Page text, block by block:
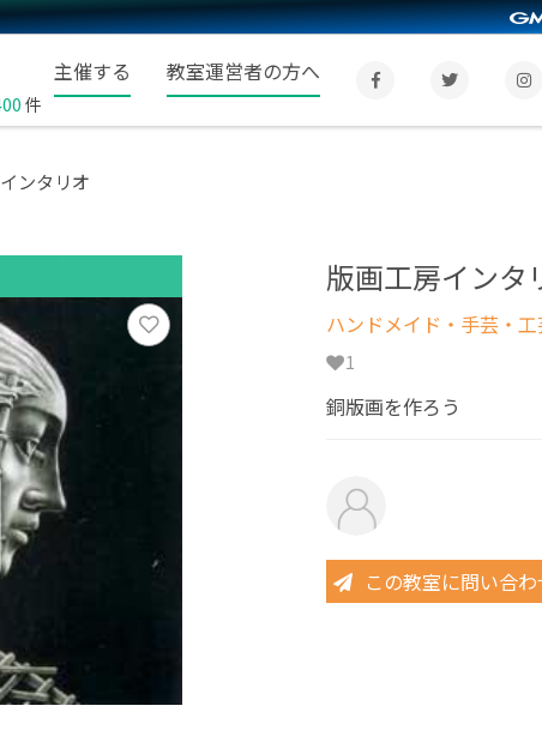
件
主催する 教室運営者の方へ
ンタリオ
版画工房インタ
ハンドメイド・手芸・
1
銅版画を作ろう
この教室に問い合わ